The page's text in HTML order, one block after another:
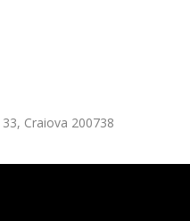
Craiova 200738